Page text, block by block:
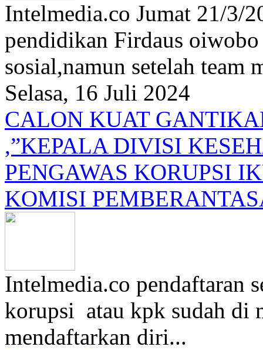
Intelmedia.co Jumat 21/3/
pendidikan Firdaus
sosial,namun setelah team
Selasa, 16 Juli 2024
CALON KUAT
,”KEPALA DIVISI
PENGAWAS KORUPSI
KOMISI
Intelmedia.co pendaftaran
korupsi atau kpk sudah di
mendaftarkan diri...